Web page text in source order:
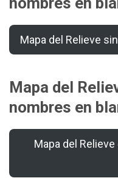
Mapa del Relieve
Mapa del
nombres en
Mapa del